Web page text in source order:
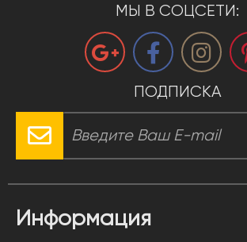
МЫ В СОЦСЕТИ:
ПОДПИСКА
Информация